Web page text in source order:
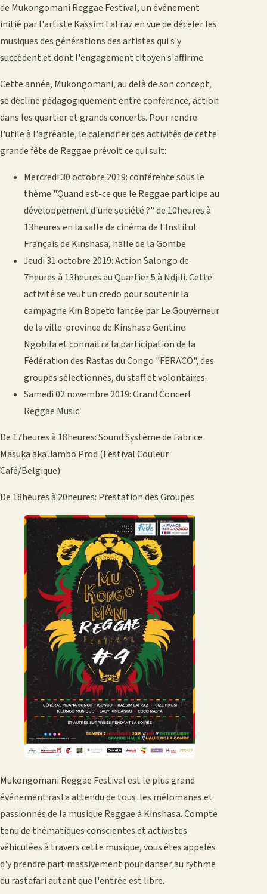
de Mukongomani Reggae Festival, un événement
initié par l'artiste Kassim LaFraz en vue de déceler les
musiques des générations des artistes qui s'y
succèdent et dont l'engagement citoyen s'affirme.
Cette année, Mukongomani, au delà de son concept,
se décline pédagogiquement entre conférence, action
dans les quartier et grands concerts. Pour rendre
l'utile à l'agréable, le calendrier des activités de cette
grande fête de Reggae prévoit ce qui suit:
Mercredi 30 octobre 2019: conférence sous le
thème "Quand est-ce que le Reggae participe au
développement d'une société ?" de 10heures à
13heures en la salle de cinéma de l'Institut
Français de Kinshasa, halle de la Gombe
Jeudi 31 octobre 2019: Action Salongo de
7heures à 13heures au Quartier 5 à Ndjili. Cette
activité se veut un credo pour soutenir la
campagne Kin Bopeto lancée par Le Gouverneur
de la ville-province de Kinshasa Gentine
Ngobila et connaitra la participation de la
Fédération des Rastas du Congo "FERACO", des
groupes sélectionnés, du staff et volontaires.
Samedi 02 novembre 2019: Grand Concert
Reggae Music.
De 17heures à 18heures: Sound Système de Fabrice
Masuka aka Jambo Prod (Festival Couleur
Café/Belgique)
De 18heures à 20heures: Prestation des Groupes.
Mukongomani Reggae Festival est le plus grand
événement rasta attendu de tous les mélomanes et
passionnés de la musique Reggae à Kinshasa. Compte
tenu de thématiques conscientes et activistes
véhiculées à travers cette musique, vous êtes appelés
d'y prendre part massivement pour danser au rythme
du rastafari autant que l'entrée est libre.